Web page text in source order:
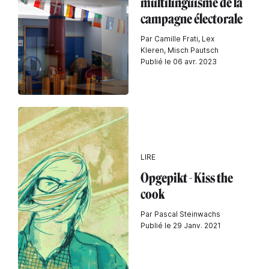
campagne électorale
Par Camille Frati, Lex
Kleren, Misch Pautsch
Publié le 06 avr. 2023
LIRE
Opgepikt - Kiss the
cook
Par Pascal Steinwachs
Publié le 29 Janv. 2021